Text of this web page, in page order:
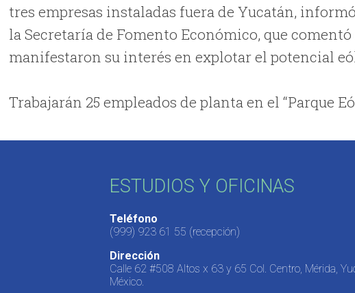
tres empresas instaladas fuera de Yucatán,
la Secretaría de Fomento Económico, que
manifestaron su interés en explotar el potencial
Trabajarán 25 empleados de planta en el “Parque
ESTUDIOS Y OFICINAS
Teléfono
(999) 923 61 55 (recepción)
Dirección
Calle 62 #508 Altos x 63 y 65 Col. Centro, Mérida,
México.